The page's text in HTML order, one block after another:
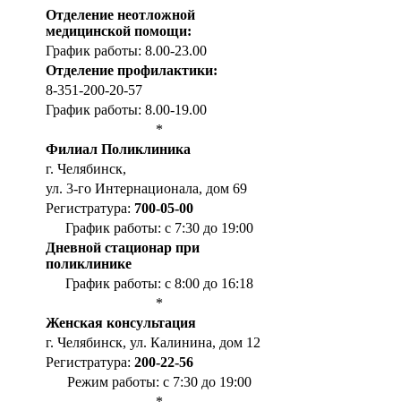
Отделение неотложной
медицинской помощи:
График работы: 8.00-23.00
Отделение профилактики:
8-351-200-20-57
График работы: 8.00-19.00
*
Филиал Поликлиника
г. Челябинск,
ул. 3-го Интернационала, дом 69
Регистратура: 700-05-00
График работы: с 7:30 до 19:00
Дневной стационар при
поликлинике
График работы: с 8:00 до 16:18
*
Женская консультация
г. Челябинск, ул. Калинина, дом 12
Регистратура: 200-22-56
Режим работы: с 7:30 до 19:00
*